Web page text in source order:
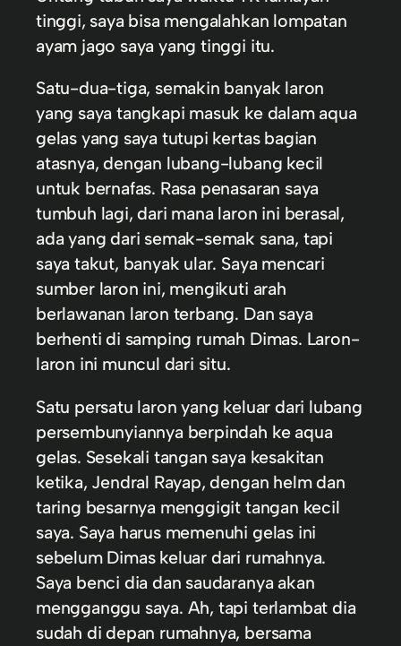
tinggi, saya bisa mengalahkan lompatan
ayam jago saya yang tinggi itu.
Satu-dua-tiga, semakin banyak laron
yang saya tangkapi masuk ke dalam aqua
gelas yang saya tutupi kertas bagian
atasnya, dengan lubang-lubang kecil
untuk bernafas. Rasa penasaran saya
tumbuh lagi, dari mana laron ini berasal,
ada yang dari semak-semak sana, tapi
saya takut, banyak ular. Saya mencari
sumber laron ini, mengikuti arah
berlawanan laron terbang. Dan saya
berhenti di samping rumah Dimas. Laron-
laron ini muncul dari situ.
Satu persatu laron yang keluar dari lubang
persembunyiannya berpindah ke aqua
gelas. Sesekali tangan saya kesakitan
ketika, Jendral Rayap, dengan helm dan
taring besarnya menggigit tangan kecil
saya. Saya harus memenuhi gelas ini
sebelum Dimas keluar dari rumahnya.
Saya benci dia dan saudaranya akan
mengganggu saya. Ah, tapi terlambat dia
sudah di depan rumahnya, bersama